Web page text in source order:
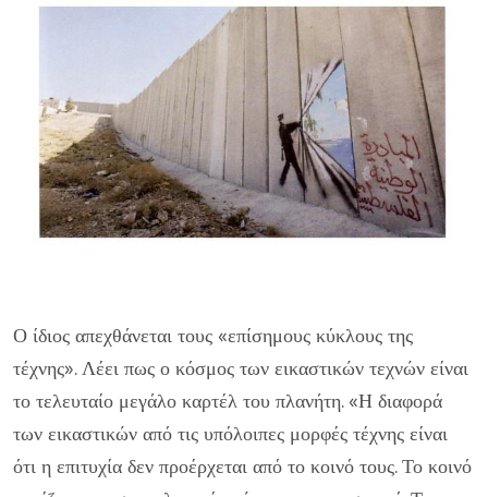
Ο ίδιος απεχθάνεται τους «επίσημους κύκλους της
τέχνης». Λέει πως ο κόσμος των εικαστικών τεχνών είναι
το τελευταίο μεγάλο καρτέλ του πλανήτη. «Η διαφορά
των εικαστικών από τις υπόλοιπες μορφές τέχνης είναι
ότι η επιτυχία δεν προέρχεται από το κοινό τους. Το κοινό